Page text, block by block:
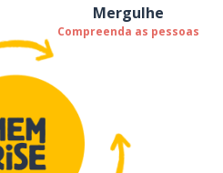
Mergulhe
Compreenda as pessoas